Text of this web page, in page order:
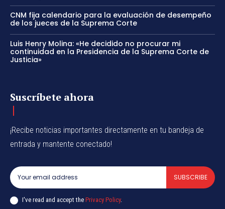
CNM fija calendario para la evaluación de desempeño
de los jueces de la Suprema Corte
Luis Henry Molina: «He decidido no procurar mi
continuidad en la Presidencia de la Suprema Corte de
Justicia»
Suscríbete ahora
¡Recibe noticias importantes directamente en tu bandeja de
entrada y mantente conectado!
SUBSCRIBE
I've read and accept the Privacy Policy.